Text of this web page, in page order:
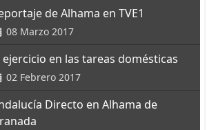
de Alhama en TVE1
08 Marzo 2017
ejercicio en las tareas domésticas
02 Febrero 2017
Directo en Alhama de